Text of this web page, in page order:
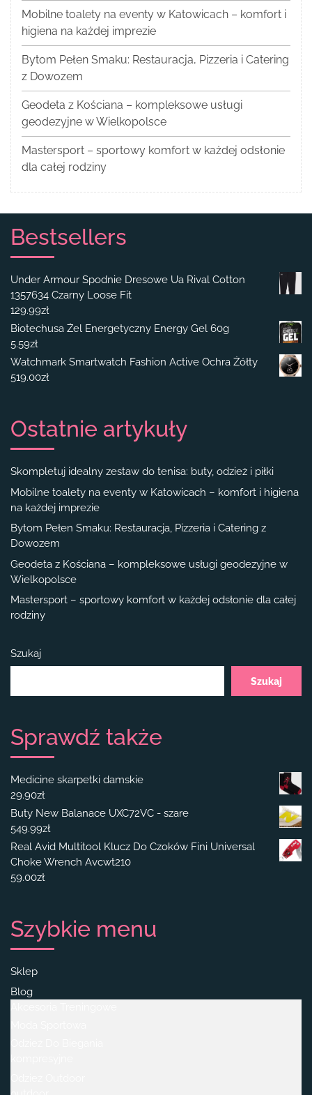
Mobilne toalety na eventy w Katowicach – komfort i
higiena na każdej imprezie
Bytom Pełen Smaku: Restauracja, Pizzeria i Catering
z Dowozem
Geodeta z Kościana – kompleksowe usługi
geodezyjne w Wielkopolsce
Mastersport – sportowy komfort w każdej odsłonie
dla całej rodziny
Bestsellers
Under Armour Spodnie Dresowe Ua Rival Cotton
1357634 Czarny Loose Fit
129.99zł
Biotechusa Żel Energetyczny Energy Gel 60g
5.59zł
Watchmark Smartwatch Fashion Active Ochra Żółty
519.00zł
Ostatnie artykuły
Skompletuj idealny zestaw do tenisa: buty, odzież i piłki
Mobilne toalety na eventy w Katowicach – komfort i higiena
na każdej imprezie
Bytom Pełen Smaku: Restauracja, Pizzeria i Catering z
Dowozem
Geodeta z Kościana – kompleksowe usługi geodezyjne w
Wielkopolsce
Mastersport – sportowy komfort w każdej odsłonie dla całej
rodziny
Szukaj
Szukaj
Sprawdź także
Medicine skarpetki damskie
29.90zł
Buty New Balanace UXC72VC - szare
549.99zł
Real Avid Multitool Klucz Do Czoków Fini Universal
Choke Wrench Avcwt210
59.00zł
Szybkie menu
Sklep
Blog